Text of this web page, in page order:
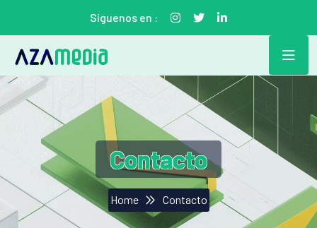
Síguenos en :
Contacto
Home Contacto